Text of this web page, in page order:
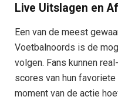
Live Uitslagen en
Een van de meest
Voetbalnoords is de
volgen. Fans kunnen
scores van hun
moment van de actie